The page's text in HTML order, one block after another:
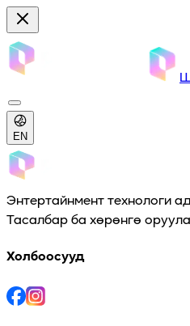
EN
Энтертайнмент технологи
Тасалбар ба хөрөнгө
Холбоосууд